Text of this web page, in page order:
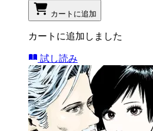
カートに追加
カートに追加しました
試し読み